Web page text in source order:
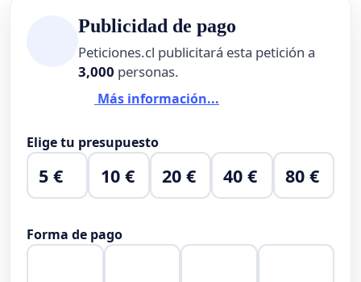
Publicidad de pago
Peticiones.cl publicitará esta petición a
3,000 personas.
Más información...
Elige tu presupuesto
5 € 10 € 20 € 40 € 80 €
Forma de pago